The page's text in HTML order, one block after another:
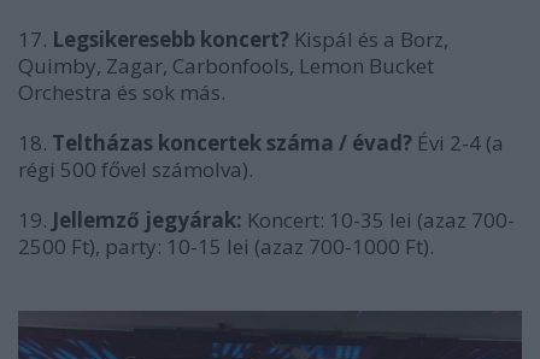
17. Legsikeresebb koncert? Kispál és a Borz,
Quimby, Zagar, Carbonfools, Lemon Bucket
Orchestra és sok más.
18. Teltházas koncertek száma / évad? Évi 2-4 (a
régi 500 fővel számolva).
19. Jellemző jegyárak: Koncert: 10-35 lei (azaz 700-
2500 Ft), party: 10-15 lei (azaz 700-1000 Ft).